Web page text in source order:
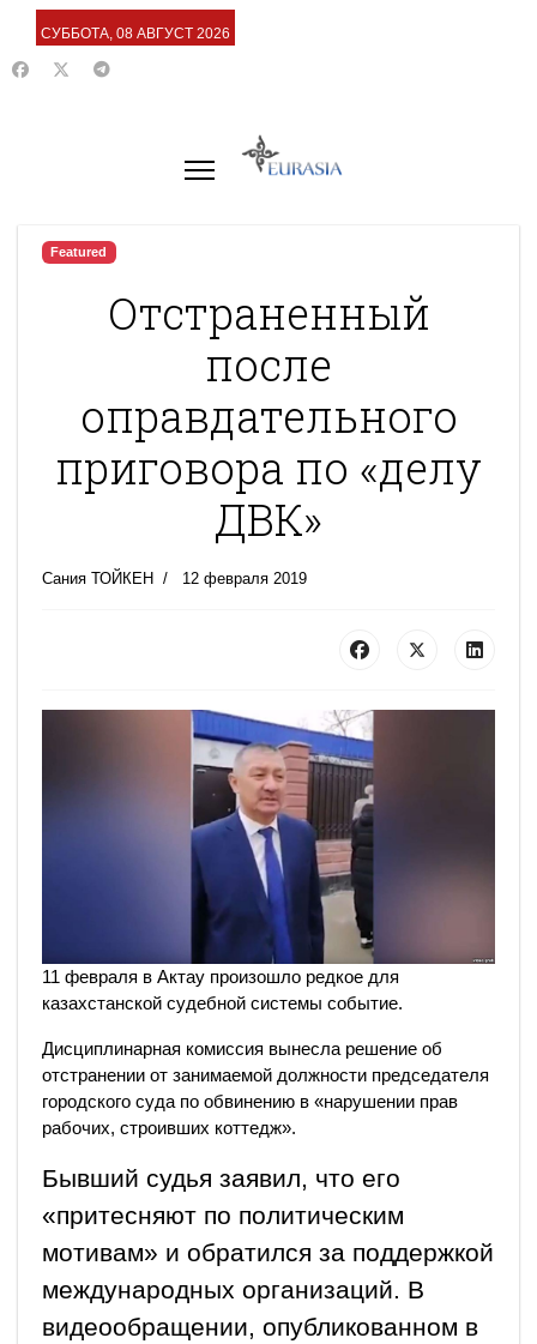
СУББОТА, 08 АВГУСТ 2026
Featured
Отстраненный
после
оправдательного
приговора по «делу
ДВК»
Сания ТОЙКЕН 12 февраля 2019
11 февраля в Актау произошло редкое для
казахстанской судебной системы событие.
Дисциплинарная комиссия вынесла решение об
отстранении от занимаемой должности председателя
городского суда по обвинению в «нарушении прав
рабочих, строивших коттедж».
Бывший судья заявил, что его
«притесняют по политическим
мотивам» и обратился за поддержкой
международных организаций. В
видеообращении, опубликованном в